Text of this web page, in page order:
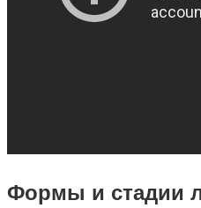
Формы и стадии